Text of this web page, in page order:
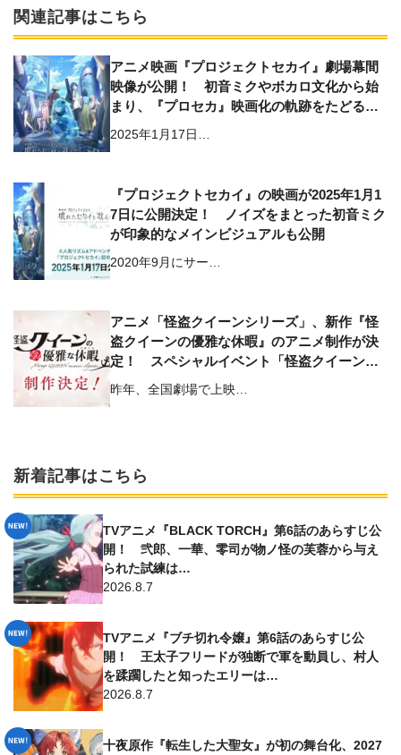
関連記事はこちら
アニメ映画『プロジェクトセカイ』劇場幕間
映像が公開！ 初音ミクやボカロ文化から始
まり、『プロセカ』映画化の軌跡をたどる映
像に
2025年1月17日…
『プロジェクトセカイ』の映画が2025年1月1
7日に公開決定！ ノイズをまとった初音ミク
が印象的なメインビジュアルも公開
2020年9月にサー…
アニメ「怪盗クイーンシリーズ」、新作『怪
盗クイーンの優雅な休暇』のアニメ制作が決
定！ スペシャルイベント「怪盗クイーンは
パーティがお好き」でサプライズ発表
昨年、全国劇場で上映…
新着記事はこちら
TVアニメ『BLACK TORCH』第6話のあらすじ公
開！ 弐郎、一華、零司が物ノ怪の芙蓉から与え
られた試練は…
2026.8.7
TVアニメ『ブチ切れ令嬢』第6話のあらすじ公
開！ 王太子フリードが独断で軍を動員し、村人
を蹂躙したと知ったエリーは…
2026.8.7
十夜原作『転生した大聖女』が初の舞台化、2027